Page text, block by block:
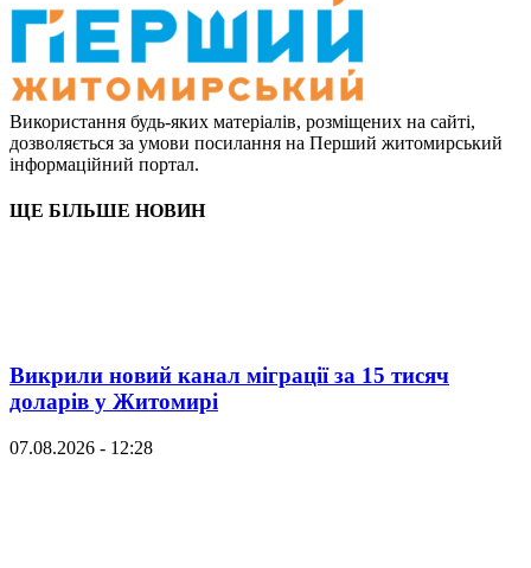
Використання будь-яких матеріалів, розміщених на сайті,
дозволяється за умови посилання на Перший житомирський
інформаційний портал.
ЩЕ БІЛЬШЕ НОВИН
Викрили новий канал міграції за 15 тисяч
доларів у Житомирі
07.08.2026 - 12:28